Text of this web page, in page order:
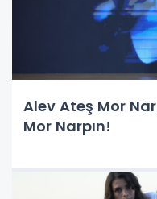
Alev Ateş Mor Narpın ! -
Mor Narpın!